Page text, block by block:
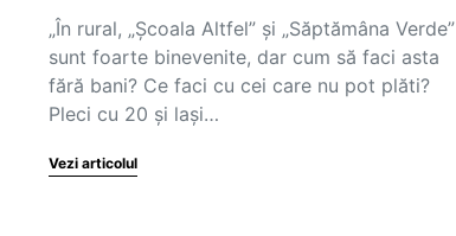
„În rural, „Școala Altfel” și „Săptămâna Verde”
sunt foarte binevenite, dar cum să faci asta
fără bani? Ce faci cu cei care nu pot plăti?
Pleci cu 20 și lași…
Vezi articolul